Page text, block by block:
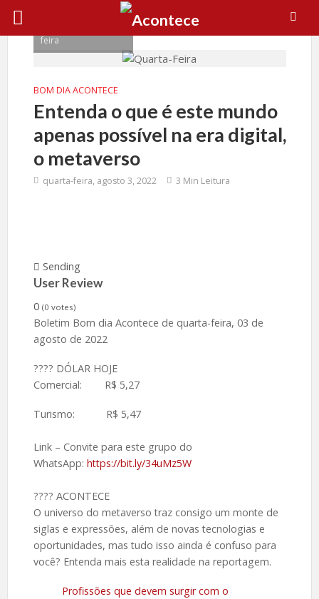
feira
BOM DIA ACONTECE
Entenda o que é este mundo
apenas possível na era digital,
o metaverso
quarta-feira, agosto 3, 2022 3 Min Leitura
Sending
User Review
0 (0 votes)
Boletim Bom dia Acontece de quarta-feira, 03 de
agosto de 2022
????️ DÓLAR HOJE
Comercial: R$ 5,27
Turismo: R$ 5,47
Link – Convite para este grupo do
WhatsApp: https://bit.ly/34uMz5W
????️ ACONTECE
O universo do metaverso traz consigo um monte de
siglas e expressões, além de novas tecnologias e
oportunidades, mas tudo isso ainda é confuso para
você? Entenda mais esta realidade na reportagem.
Profissões que devem surgir com o